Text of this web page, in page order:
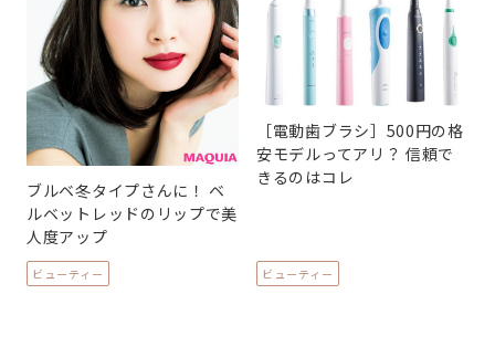
ブルベ冬タイプさんに！ ベ
ルベットレッドのリップで美
人度アップ
ビューティー
［電動歯ブラシ］500円の格
安モデルってアリ？ 信頼で
きるのはコレ
ビューティー